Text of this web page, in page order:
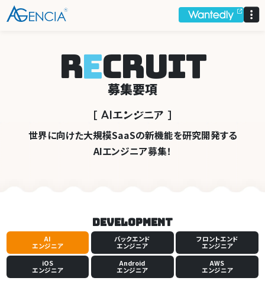
募集要項
RECRUIT
［ AIエンジニア ］
世界に向けた大規模SaaSの新機能を研究開発する
AIエンジニア募集！
Development
AI
エンジニア
バックエンド
エンジニア
フロントエンド
エンジニア
iOS
エンジニア
Android
エンジニア
AWS
エンジニア